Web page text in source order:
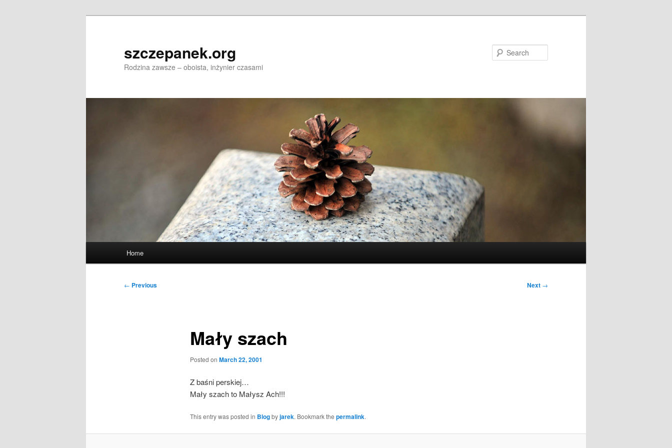
szczepanek.org
Rodzina zawsze – oboista, inżynier czasami
Home
Post
← Previous Next →
Mały szach
Posted on March 22, 2001
Z baśni perskiej…
Mały szach to Małysz Ach!!!
This entry was posted in Blogbyjarek. Bookmark the permalink.